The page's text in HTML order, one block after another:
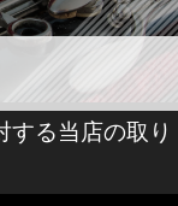
する当店の取り